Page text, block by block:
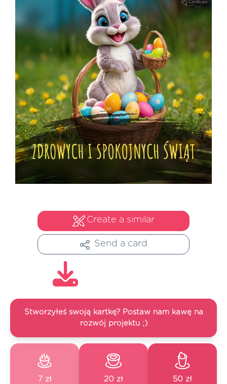
Create a similar
Send a card
Stworzyłeś swoją kartkę? Postaw nam kawę na
rozwój projektu ;)
7 zł 20 zł 50 zł